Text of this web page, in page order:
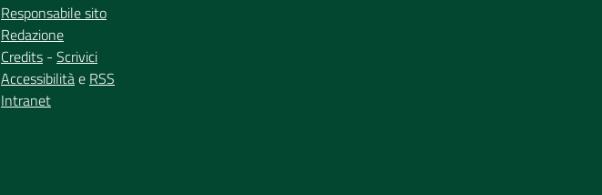
Responsabile sito
Redazione
Credits - Scrivici
Accessibilitàe RSS
Intranet